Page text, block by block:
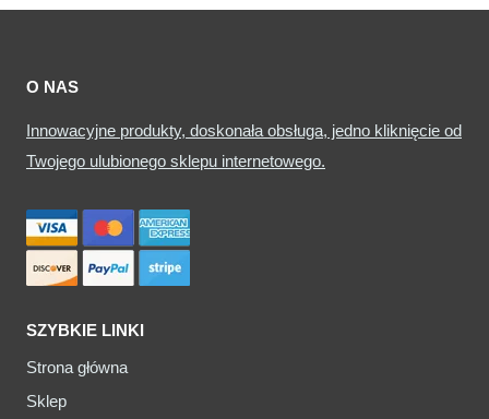
O NAS
Innowacyjne produkty, doskonała obsługa, jedno kliknięcie od
Twojego ulubionego sklepu internetowego.
SZYBKIE LINKI
Strona główna
Sklep